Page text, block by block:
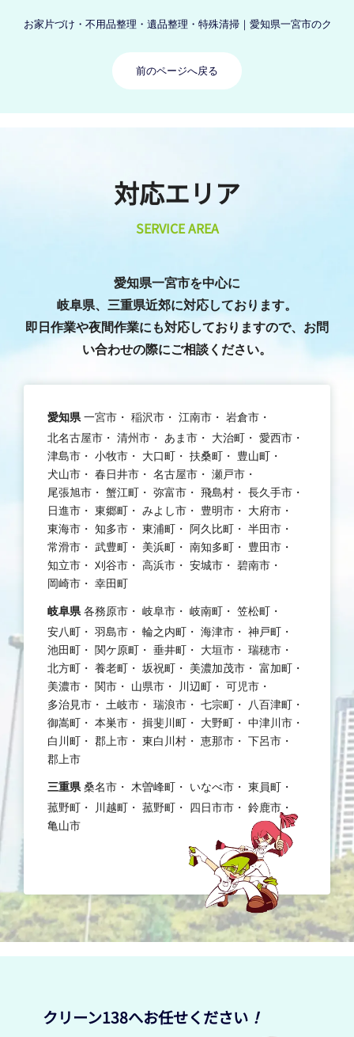
お家片づけ・不用品整理・遺品整理・特殊清掃｜愛知県一宮市のクリ
前のページへ戻る
対応エリア
SERVICE AREA
愛知県一宮市を中心に
岐阜県、三重県近郊に対応しております。
即日作業や夜間作業にも対応しておりますので、お問
い合わせの際にご相談ください。
愛知県 一宮市 稲沢市 江南市
岩倉市
北名古屋市
清州市 あま市 大治町
愛西市
津島市
小牧市 大口町 扶桑町
豊山町
犬山市
春日井市 名古屋市
瀬戸市
尾張旭市
蟹江町 弥富市 飛島村
長久手市
日進市
東郷町 みよし市 豊明市
大府市
東海市
知多市 東浦町 阿久比町
半田市
常滑市
武豊町 美浜町 南知多町
豊田市
知立市
刈谷市 高浜市 安城市
碧南市
岡崎市
幸田町
岐阜県 各務原市 岐阜市 岐南町
笠松町
安八町
羽島市 輪之内町 海津市
神戸町
池田町
関ケ原町 垂井町 大垣市
瑞穂市
北方町
養老町 坂祝町 美濃加茂市
富加町
美濃市
関市 山県市 川辺町
可児市
多治見市
土岐市 瑞浪市 七宗町
八百津町
御嵩町
本巣市 揖斐川町 大野町
中津川市
白川町
郡上市 東白川村 恵那市
下呂市
郡上市
三重県 桑名市 木曽峰町 いなべ市
東員町
菰野町
川越町 菰野町 四日市市
鈴鹿市
亀山市
クリーン138へお任せください ！